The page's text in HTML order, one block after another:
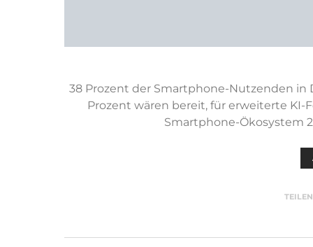
38 Prozent der Smartphone-Nutzenden
Prozent wären bereit, für erweiterte KI-
Smartphone-Ökosystem
TEILEN